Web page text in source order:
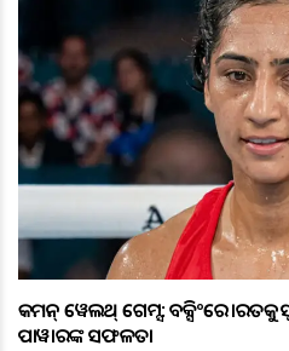
କମନ୍ ୱେଲଥ୍ ଗେମ୍ସ: ବକ୍ସିଂରେ ଭାରତକୁ
ପାୱାରଙ୍କ ସଫଳତା